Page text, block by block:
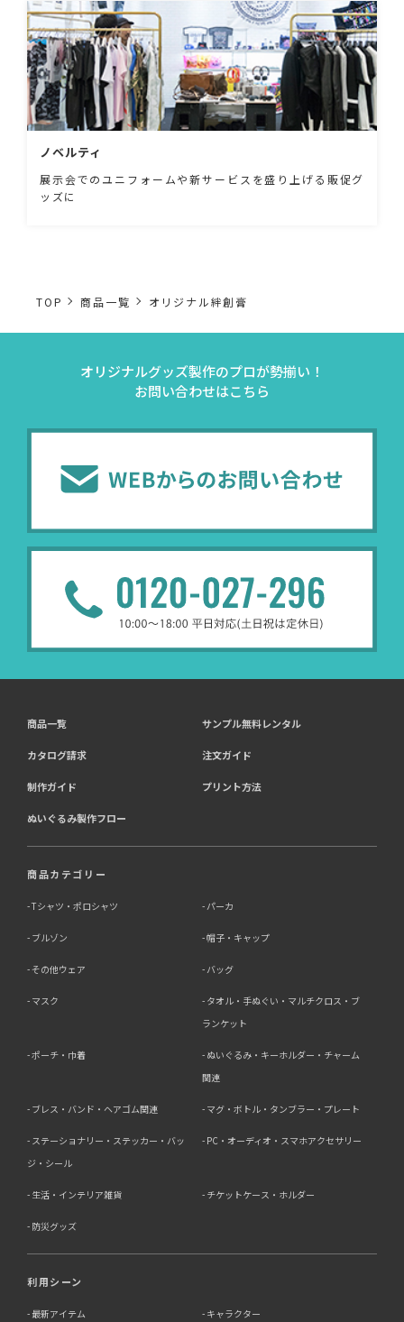
ノベルティ
展示会でのユニフォームや新サービスを盛り上げる販促グ
ッズに
TOP 商品一覧 オリジナル絆創膏
オリジナルグッズ製作のプロが勢揃い！
お問い合わせはこちら
商品一覧 サンプル無料レンタル
カタログ請求 注文ガイド
制作ガイド プリント方法
ぬいぐるみ製作フロー
商品カテゴリー
Tシャツ・ポロシャツ パーカ
ブルゾン 帽子・キャップ
その他ウェア バッグ
マスク
タオル・手ぬぐい・マルチクロス・ブ
ランケット
ポーチ・巾着
ぬいぐるみ・キーホルダー・チャーム
関連
ブレス・バンド・ヘアゴム関連 マグ・ボトル・タンブラー・プレート
ステーショナリー・ステッカー・バッ
ジ・シール
PC・オーディオ・スマホアクセサリー
生活・インテリア雑貨 チケットケース・ホルダー
防災グッズ
利用シーン
最新アイテム キャラクター